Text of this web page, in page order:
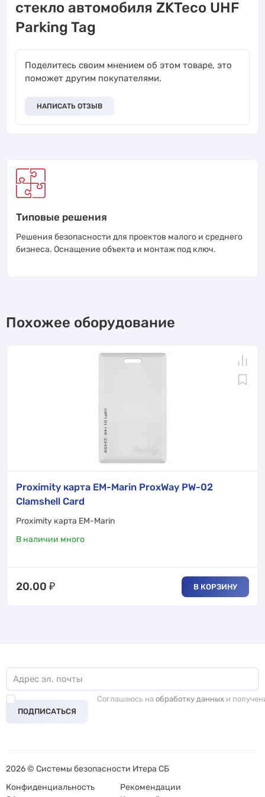
стекло автомобиля ZKTeco UHF
Parking Tag
Поделитесь своим мнением об этом товаре, это
поможет другим покупателями.
НАПИСАТЬ ОТЗЫВ
Типовые решения
Решения безопасности для проектов малого и среднего
бизнеса. Оснащение объекта и монтаж под ключ.
Похожее оборудование
Proximity карта EM-Marin ProxWay PW-02
Clamshell Card
Proximity карта EM-Marin
В наличии много
20.00 ₽ В КОРЗИНУ
ПОДПИСАТЬСЯ
Соглашаюсь на обработку данных и
2026 © Системы безопасности Итера СБ
Конфиденциальность
Рекомендации